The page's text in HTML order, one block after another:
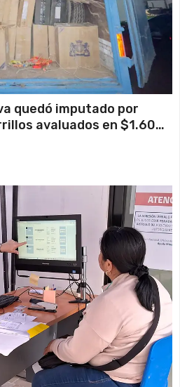
quedó imputado por
avaluados en $1.600